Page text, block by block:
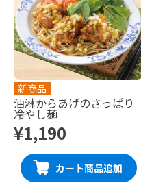
新商品
油淋からあげのさっぱり
冷やし麺
¥1,190
カート商品追加